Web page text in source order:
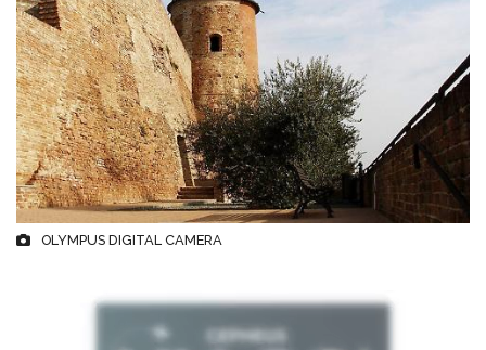
OLYMPUS DIGITAL CAMERA